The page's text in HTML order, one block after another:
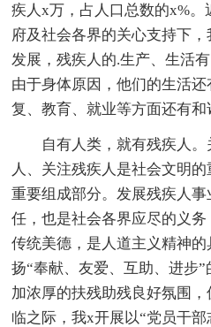
疾人x万，占人口总数的x%
府及社会各界的关心支持下
发展，残疾人的.生产、生活
由于身体原因，他们的生活
复、教育、就业等方面还有和
自有人类，就有残疾人。
人、关注残疾人是社会文明
重要组成部分。发展残疾人
任，也是社会各界应尽的义
传统美德，是人道主义精神
扬“奉献、友爱、互助、进步
加浓厚的扶残助残良好氛围
临之际，我x开展以“党员干